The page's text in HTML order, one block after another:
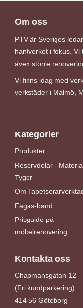
Om oss
PTV är Sveriges
hantverket i fokus. Vi
även större
Vi finns idag med
verkstäder i Malmö,
Kategorier
Produkter
Reservdelar -
Tyger
Om
Fagas-band
Prisguide på
möbelrenovering
Kontakta oss
Chapmansgatan 12
(Fri kundparkering)
414 56 Göteborg